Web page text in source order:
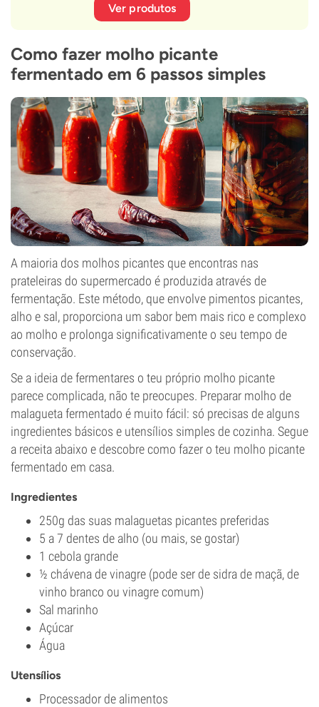
Ver produtos
Como fazer molho picante
fermentado em 6 passos simples
A maioria dos molhos picantes que encontras nas
prateleiras do supermercado é produzida através de
fermentação. Este método, que envolve pimentos picantes,
alho e sal, proporciona um sabor bem mais rico e complexo
ao molho e prolonga significativamente o seu tempo de
conservação.
Se a ideia de fermentares o teu próprio molho picante
parece complicada, não te preocupes. Preparar molho de
malagueta fermentado é muito fácil: só precisas de alguns
ingredientes básicos e utensílios simples de cozinha. Segue
a receita abaixo e descobre como fazer o teu molho picante
fermentado em casa.
Ingredientes
250g das suas malaguetas picantes preferidas
5 a 7 dentes de alho (ou mais, se gostar)
1 cebola grande
½ chávena de vinagre (pode ser de sidra de maçã, de
vinho branco ou vinagre comum)
Sal marinho
Açúcar
Água
Utensílios
Processador de alimentos